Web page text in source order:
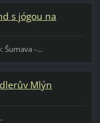
s jógou na
Šumava -...
Mlýn